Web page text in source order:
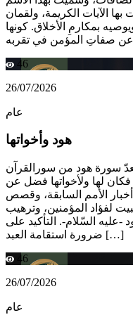
الآيات الكريمة، ولقمان
بمكارمِ الأخلاق. كونها
46
26/07/2026
عام
هود وأخواتها
سورة هود من سورالقرآن
فكان لها ولأخواتها فضل عن
الأمم السابقة، وقصص
لفؤاد المؤمنين، وترهيب
-عليه السّلام-. التأكيد على
ضرورة استقامة العبد […]
46
26/07/2026
عام